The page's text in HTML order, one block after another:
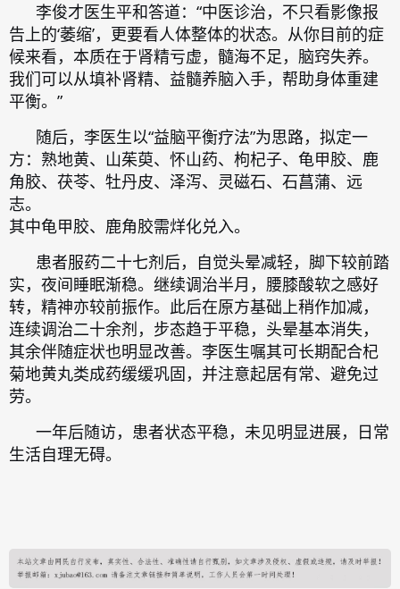
李俊才医生平和答道：“中医诊治，不只看影像报
告上的‘萎缩’，更要看人体整体的状态。从你目前的症
候来看，本质在于肾精亏虚，髓海不足，脑窍失养。
我们可以从填补肾精、益髓养脑入手，帮助身体重建
平衡。”
随后，李医生以“益脑平衡疗法”为思路，拟定一
方：熟地黄、山茱萸、怀山药、枸杞子、龟甲胶、鹿
角胶、茯苓、牡丹皮、泽泻、灵磁石、石菖蒲、远
志。
其中龟甲胶、鹿角胶需烊化兑入。
患者服药二十七剂后，自觉头晕减轻，脚下较前踏
实，夜间睡眠渐稳。继续调治半月，腰膝酸软之感好
转，精神亦较前振作。此后在原方基础上稍作加减，
连续调治二十余剂，步态趋于平稳，头晕基本消失，
其余伴随症状也明显改善。李医生嘱其可长期配合杞
菊地黄丸类成药缓缓巩固，并注意起居有常、避免过
劳。
一年后随访，患者状态平稳，未见明显进展，日常
生活自理无碍。